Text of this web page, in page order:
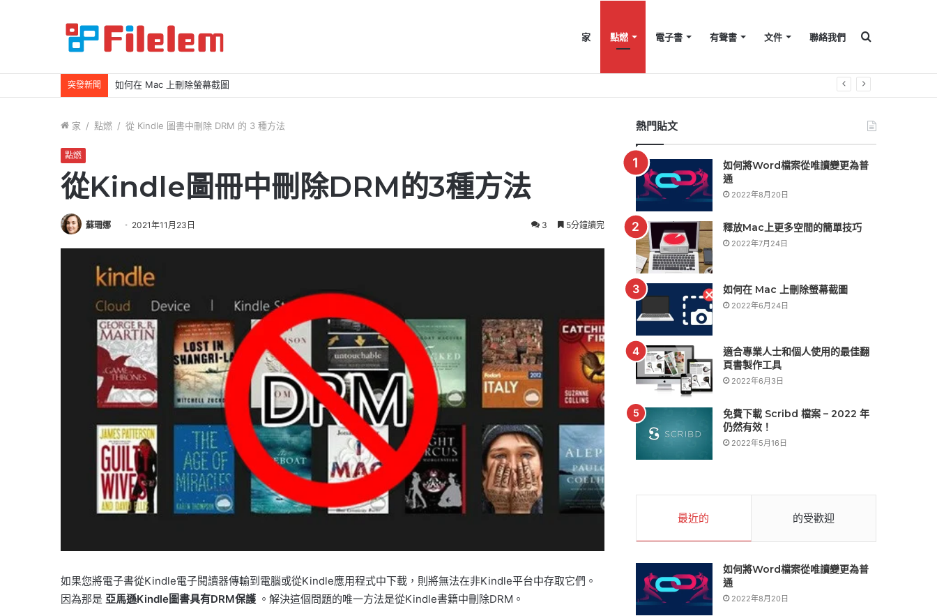
家 點燃 電子書 有聲書 文件 聯絡我們 搜
突發新聞 如何在 Mac 上刪除螢幕截圖
家 / 點燃 / 從 Kindle 圖書中刪除 DRM 的 3 種方法
點燃
從Kindle圖冊中刪除DRM的3種方法
蘇珊娜 2021年11月23日 3 5分鐘讀完
如果您將電子書從Kindle電子閱讀器傳輸到電腦或從Kindle應用程式中下載，則將無法在非Kindle平台中存取它們。
因為那是 亞馬遜Kindle圖書具有DRM保護 。解決這個問題的唯一方法是從Kindle書籍中刪除DRM。
熱門貼文
如何將Word檔案從唯讀變更為普
通
2022年8月20日
釋放Mac上更多空間的簡單技巧
2022年7月24日
如何在 Mac 上刪除螢幕截圖
2022年6月24日
適合專業人士和個人使用的最佳翻
頁書製作工具
2022年6月3日
免費下載 Scribd 檔案 – 2022 年
仍然有效！
2022年5月16日
最近的 的受歡迎
如何將Word檔案從唯讀變更為普
通
2022年8月20日